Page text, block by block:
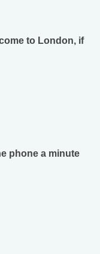
to London, if
phone a minute